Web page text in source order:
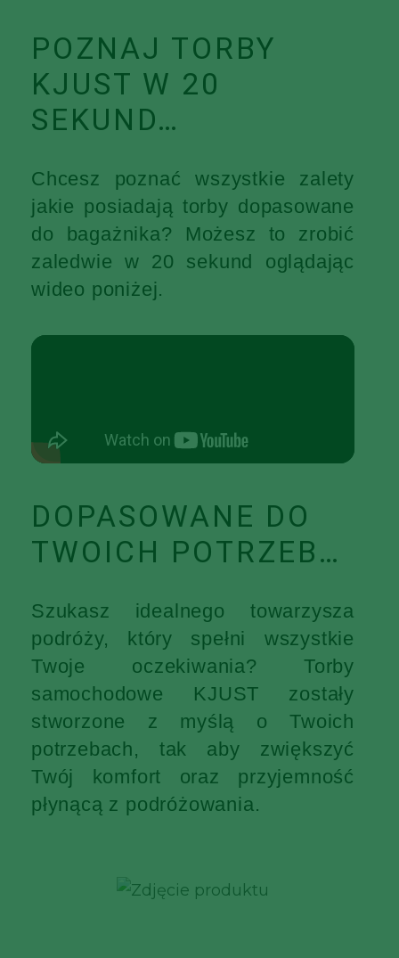
POZNAJ TORBY
KJUST W 20
SEKUND…
Chcesz poznać wszystkie zalety
jakie posiadają torby dopasowane
do bagażnika? Możesz to zrobić
zaledwie w 20 sekund oglądając
wideo poniżej.
DOPASOWANE DO
TWOICH POTRZEB…
Szukasz idealnego towarzysza
podróży, który spełni wszystkie
Twoje oczekiwania? Torby
samochodowe KJUST zostały
stworzone z myślą o Twoich
potrzebach, tak aby zwiększyć
Twój komfort oraz przyjemność
płynącą z podróżowania.